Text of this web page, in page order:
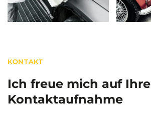
KONTAKT
Ich freue mich auf Ihre
Kontaktaufnahme